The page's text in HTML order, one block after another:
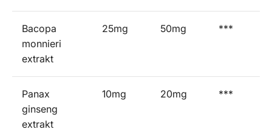
Bacopa
monnieri
extrakt
25mg 50mg ***
Panax
ginseng
extrakt
10mg 20mg ***